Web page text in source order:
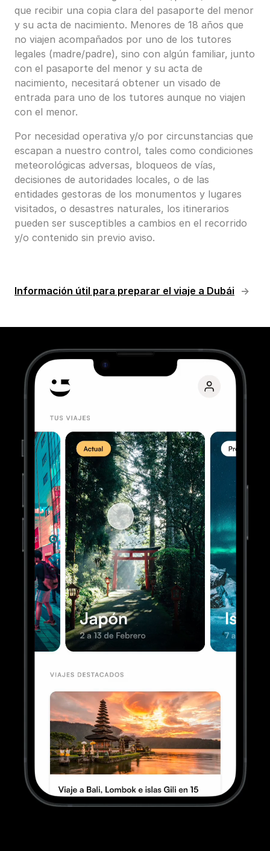
que recibir una copia clara del pasaporte del menor
y su acta de nacimiento. Menores de 18 años que
no viajen acompañados por uno de los tutores
legales (madre/padre), sino con algún familiar, junto
con el pasaporte del menor y su acta de
nacimiento, necesitará obtener un visado de
entrada para uno de los tutores aunque no viajen
con el menor.
Por necesidad operativa y/o por circunstancias que
escapan a nuestro control, tales como condiciones
meteorológicas adversas, bloqueos de vías,
decisiones de autoridades locales, o de las
entidades gestoras de los monumentos y lugares
visitados, o desastres naturales, los itinerarios
pueden ser susceptibles a cambios en el recorrido
y/o contenido sin previo aviso.
Información útil para preparar el viaje a Dubái